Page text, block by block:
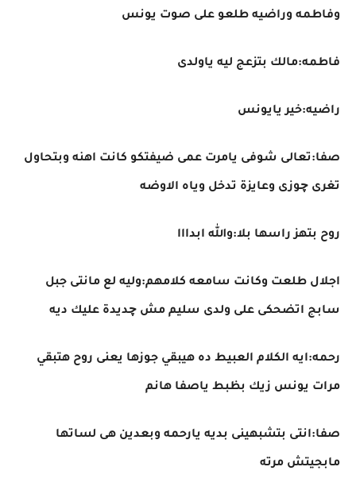
وفاطمه وراضيه طلعو على صوت يونس
فاطمه:مالك بتزعج ليه ياولدى
راضيه:خير يايونس
صفا:تعالى شوفى يامرت عمى ضيفتكو كانت اهنه وبتحاول
تغرى چوزى وعايزة تدخل وياه الاوضه
روح بتهز راسها بلا:والله ابدااا
اجلال طلعت وكانت سامعه كلامهم:وليه لع مانتى جبل
سابج اتضحكى على ولدى سليم مش چديدة عليك ديه
رحمه:ايه الكلام العبيط ده هيبقي جوزها يعنى روح هتبقي
مرات يونس زيك بظبط ياصفا هانم
صفا:انتى بتشبهينى بديه يارحمه وبعدين هى لساتها
مابجيتش مرته